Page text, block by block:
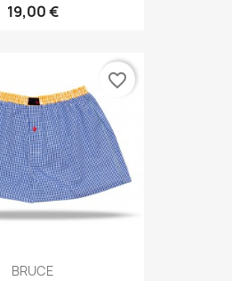
19,00 €
BRUCE
favorite_border